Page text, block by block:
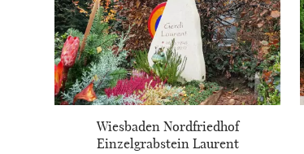
Wiesbaden Nordfriedhof
Einzelgrabstein Laurent